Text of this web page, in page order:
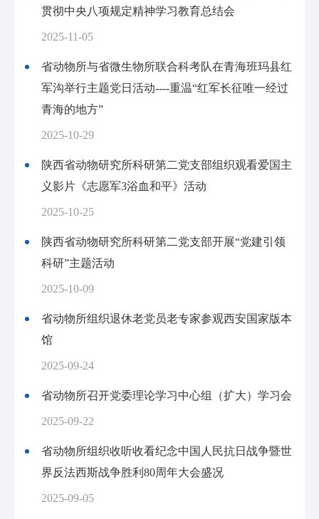
贯彻中央八项规定精神学习教育总结会
2025-11-05
省动物所与省微生物所联合科考队在青海班玛县红
军沟举行主题党日活动----重温“红军长征唯一经过
青海的地方”
2025-10-29
陕西省动物研究所科研第二党支部组织观看爱国主
义影片《志愿军3浴血和平》活动
2025-10-25
陕西省动物研究所科研第二党支部开展“党建引领
科研”主题活动
2025-10-09
省动物所组织退休老党员老专家参观西安国家版本
馆
2025-09-24
省动物所召开党委理论学习中心组（扩大）学习会
2025-09-22
省动物所组织收听收看纪念中国人民抗日战争暨世
界反法西斯战争胜利80周年大会盛况
2025-09-05